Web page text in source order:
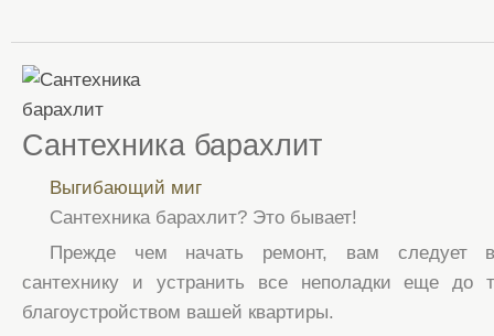
Сантехника барахлит
Выгибающий миг
Сантехника барахлит? Это бывает!
Прежде чем начать ремонт, вам следует
сантехнику и устранить все неполадки еще до
благоустройством вашей квартиры.